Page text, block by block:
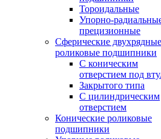
Тороидальные
Упорно-
прецизионные
Сферические двухрядные
роликовые подшипники
С коническим
отверстием под
Закрытого типа
С цилиндрическим
отверстием
Конические роликовые
подшипники